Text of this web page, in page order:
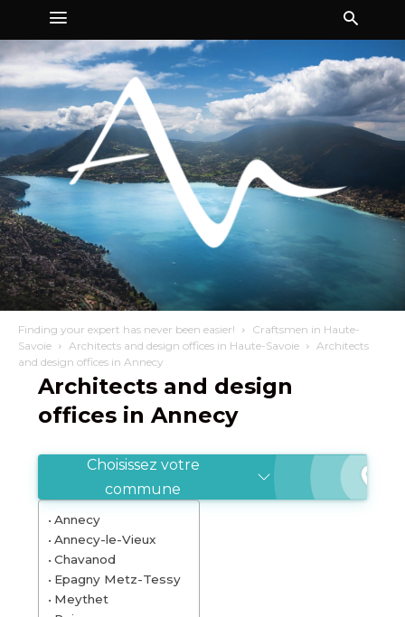
Finding your expert has never been easier!
Craftsmen in Haute-
Savoie
Architects and design offices in Haute-Savoie
Architects
and design offices in Annecy
Architects and design
offices in Annecy
Choisissez votre
commune
Annecy
Annecy-le-Vieux
Chavanod
Epagny Metz-Tessy
Meythet